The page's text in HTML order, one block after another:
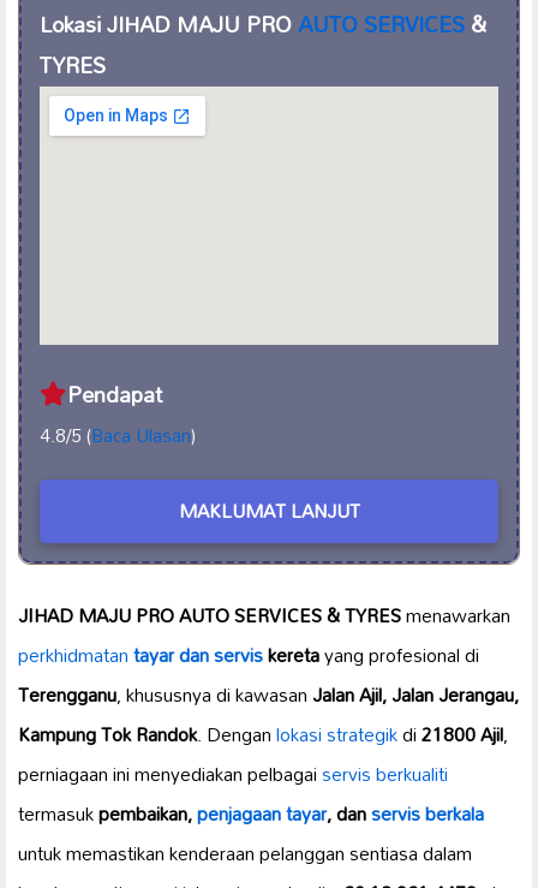
Lokasi JIHAD MAJU PROAUTO SERVICES&
TYRES
Pendapat
4.8/5 (Baca Ulasan)
MAKLUMAT LANJUT
JIHAD MAJU PRO AUTO SERVICES & TYRESmenawarkan
perkhidmatantayar dan serviskeretayang profesional di
Terengganu, khususnya di kawasanJalan Ajil, Jalan Jerangau,
Kampung Tok Randok. Denganlokasi strategikdi21800 Ajil,
perniagaan ini menyediakan pelbagaiservis berkualiti
termasukpembaikan,penjagaan tayar, danservis berkala
untuk memastikan kenderaan pelanggan sentiasa dalam